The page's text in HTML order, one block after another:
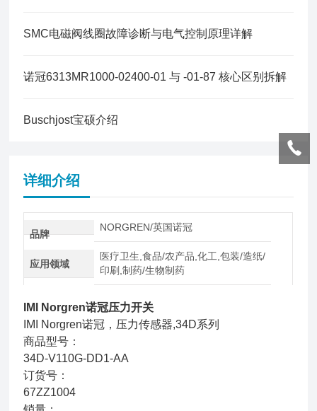
SMC电磁阀线圈故障诊断与电气控制原理详解
诺冠6313MR1000-02400-01 与 -01-87 核心区别拆解
Buschjost宝硕介绍
详细介绍
品牌
NORGREN/英国诺冠
应用领域
医疗卫生,食品/农产品,化工,包装/造纸/
印刷,制药/生物制药
IMI Norgren诺冠压力开关
IMI Norgren诺冠，压力传感器,34D系列
商品型号：
34D-V110G-DD1-AA
订货号：
67ZZ1004